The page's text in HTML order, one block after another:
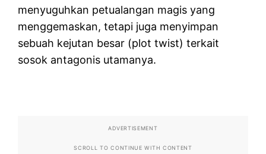
menyuguhkan petualangan magis yang
menggemaskan, tetapi juga menyimpan
sebuah kejutan besar (plot twist) terkait
sosok antagonis utamanya.
ADVERTISEMENT
SCROLL TO CONTINUE WITH CONTENT